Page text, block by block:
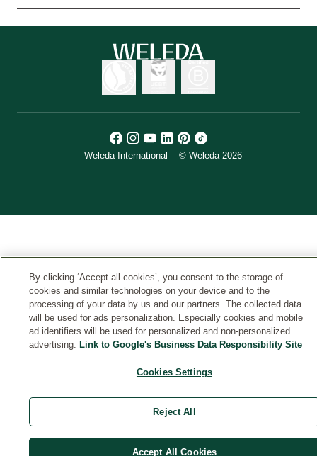
Weleda International © Weleda 2026
By clicking ‘Accept all cookies’, you consent to the storage of
cookies and similar technologies on your device and to the
processing of your data by us and our partners. The collected data
will be used for ads personalization. Especially cookies and mobile
ad identifiers will be used for personalized and non-personalized
advertising. Link to Google's Business Data Responsibility Site
Cookies Settings
Reject All
Accept All Cookies